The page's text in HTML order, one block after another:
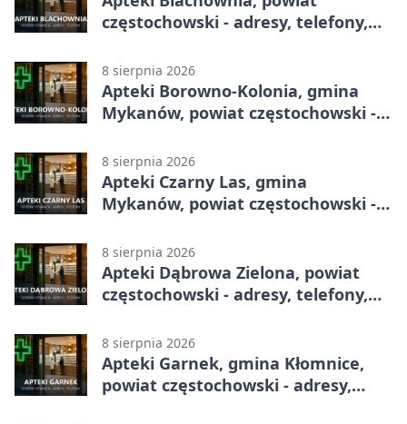
częstochowski - adresy, telefony,
8 sierpnia 2026
Apteki Borowno-Kolonia, gmina
Mykanów, powiat częstochowski -
8 sierpnia 2026
Apteki Czarny Las, gmina
Mykanów, powiat częstochowski -
8 sierpnia 2026
Apteki Dąbrowa Zielona, powiat
częstochowski - adresy, telefony,
8 sierpnia 2026
Apteki Garnek, gmina Kłomnice,
powiat częstochowski - adresy,